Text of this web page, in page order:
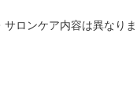
ロンケア内容は異なりま